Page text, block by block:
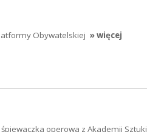
Obywatelskiej » więcej
operowa z Akademii Sztuki